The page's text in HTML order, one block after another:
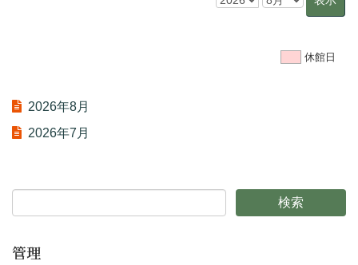
休館日
2026年8月
2026年7月
管理